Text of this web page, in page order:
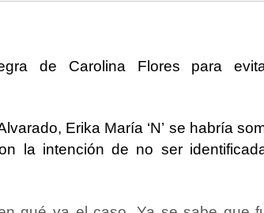
de Carolina Flores para
Erika María ‘N’ se habría
la intención de no ser